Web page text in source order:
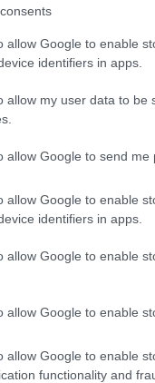
allow Google to enable
identifiers in apps.
allow my user data to be
allow Google to send me
allow Google to enable
identifiers in apps.
allow Google to enable
allow Google to enable
allow Google to enable
functionality and
o eléctrica que
aquí.